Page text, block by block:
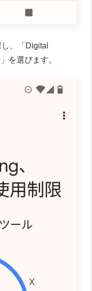
、「Digital
を選びます。